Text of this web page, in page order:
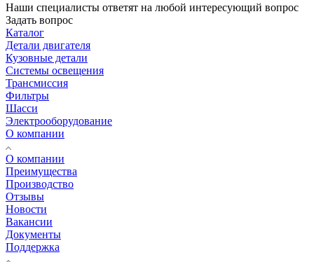
Наши специалисты ответят на любой интересующий вопрос
Задать вопрос
Каталог
Детали двигателя
Кузовные детали
Системы освещения
Трансмиссия
Фильтры
Шасси
Электрооборудование
О компании
О компании
Преимущества
Производство
Отзывы
Новости
Вакансии
Документы
Поддержка